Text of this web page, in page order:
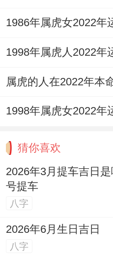
猜你喜欢
2026年3月提车吉日
号提车
八字
2026年6月生日吉日
八字